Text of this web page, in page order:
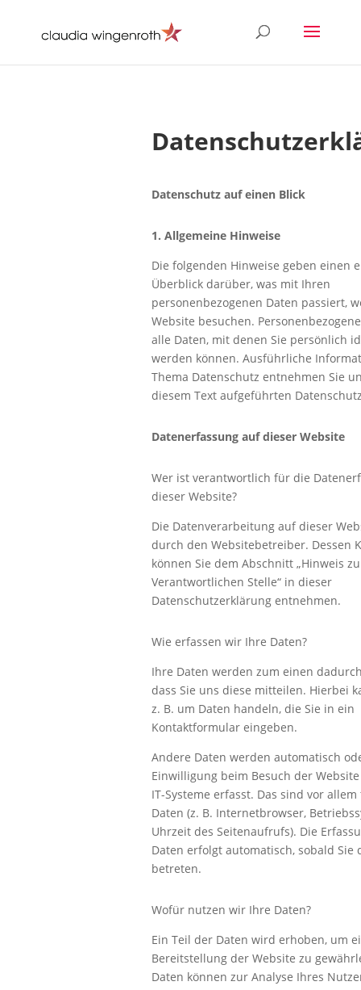
Datenschutz auf einen Blick
1. Allgemeine Hinweise
Die folgenden Hinweise geben einen
Überblick darüber, was mit Ihren
personenbezogenen Daten passiert,
Website besuchen.
alle Daten, mit denen Sie persönlich
werden können. Ausführliche
Thema Datenschutz entnehmen Sie
diesem Text aufgeführten
Datenerfassung auf dieser Website
Wer ist verantwortlich für die
dieser Website?
Die Datenverarbeitung auf dieser
durch den Websitebetreiber. Dessen
können Sie dem Abschnitt „Hinweis
Verantwortlichen Stelle“ in dieser
Datenschutzerklärung entnehmen.
Wie erfassen wir Ihre Daten?
Ihre Daten werden zum einen
dass Sie uns diese mitteilen. Hierbei
z. B. um Daten handeln, die Sie in ein
Kontaktformular eingeben.
Andere Daten werden automatisch
Einwilligung beim Besuch der
IT-Systeme erfasst. Das sind vor
Daten (z. B. Internetbrowser,
Uhrzeit des Seitenaufrufs). Die
Daten erfolgt automatisch, sobald Sie
betreten.
Wofür nutzen wir Ihre Daten?
Ein Teil der Daten wird erhoben, um
Bereitstellung der Website zu
Daten können zur Analyse Ihres